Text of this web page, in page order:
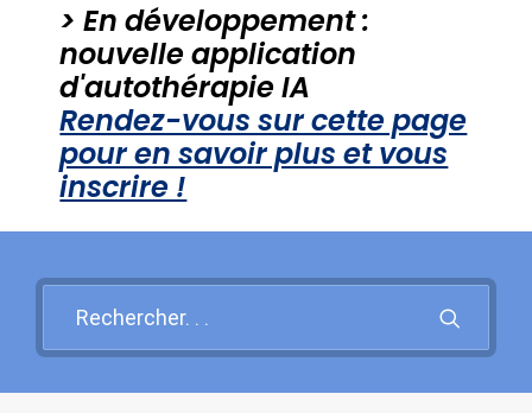
PROBLEMES PSY +++
Recherche
> En développement :
nouvelle application
d'autothérapie IA
Rendez-vous sur cette page
pour en savoir plus et vous
inscrire !